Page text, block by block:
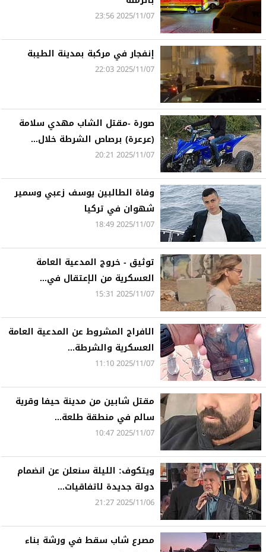
2025/11/07 23:56
إنفجار في مركبة بمدينة الطيبة
2025/11/07 22:03
صورة -مقتل الشاب مهدي سلامة
(عرعرة) برصاص الشرطة خلال...
2025/11/07 20:21
وفاة الطالبين يوسف زعبي وسمير
شهوان في تركيا
2025/11/07 18:49
توثيق - خروج المدعية العامة
العسكرية من الإعتقال في...
2025/11/07 15:31
الافراج المشروط عن المدعية العامة
العسكرية والشرطة...
2025/11/07 11:10
مقتل شابين من مدينة حيفا وقرية
سالم في منطقة طلعة...
2025/11/07 10:47
ويتكوف: الليلة سنعلن عن انضمام
دولة جديدة لاتفاقيات...
2025/11/06 21:27
مصرع شاب سقط في ورشة بناء